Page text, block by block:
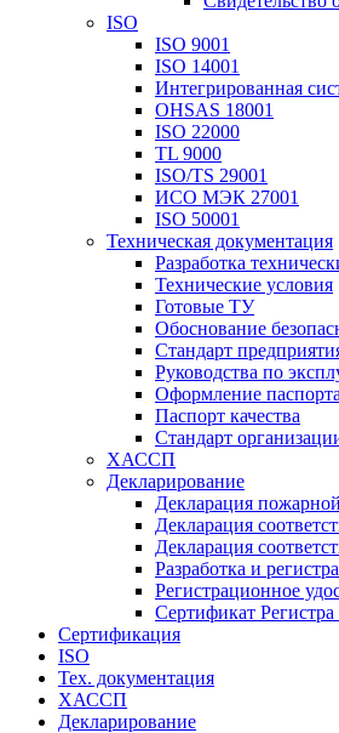
ISO
ISO 9001
ISO 14001
Интегрированная
OHSAS 18001
ISO 22000
TL 9000
ISO/TS 29001
ИСО МЭК 27001
ISO 50001
Техническая документация
Разработка
Технические условия
Готовые ТУ
Обоснование
Стандарт
Руководства по
Оформление
Паспорт качества
Стандарт
ХАССП
Декларирование
Декларация
Декларация
Декларация
Разработка и
Регистрационное
Сертификат
Сертификация
ISO
Тех. документация
ХАССП
Декларирование